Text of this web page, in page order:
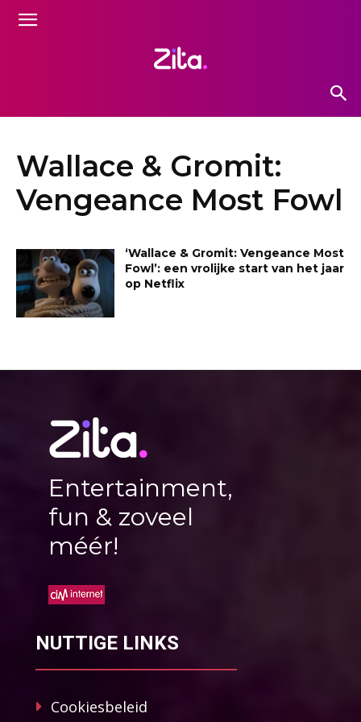
Wallace & Gromit:
Vengeance Most Fowl
‘Wallace & Gromit: Vengeance Most
Fowl’: een vrolijke start van het jaar
op Netflix
Entertainment,
fun & zoveel
méér!
NUTTIGE LINKS
Cookiesbeleid